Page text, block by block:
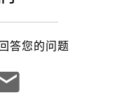
答您的问题